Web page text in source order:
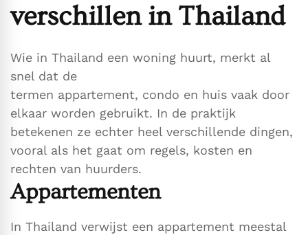
verschillen in Thailand
Wie in Thailand een woning huurt, merkt al
snel dat de
termen appartement, condo en huis vaak door
elkaar worden gebruikt. In de praktijk
betekenen ze echter heel verschillende dingen,
vooral als het gaat om regels, kosten en
rechten van huurders.
Appartementen
In Thailand verwijst een appartement meestal